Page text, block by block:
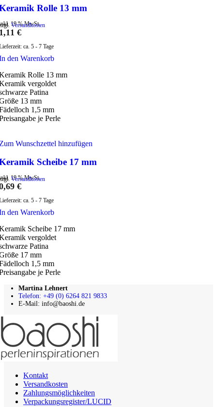
Rolle 13 mm
19 % MwSt.
Versandkosten
€
ca. 5 - 7 Tage
den Warenkorb
Rolle 13 mm
vergoldet
Patina
13 mm
1,5 mm
je Perle
Wunschzettel hinzufügen
Scheibe 17 mm
19 % MwSt.
Versandkosten
€
ca. 5 - 7 Tage
den Warenkorb
Scheibe 17 mm
vergoldet
Patina
17 mm
1,5 mm
je Perle
Martina Lehnert
Telefon: +49 (0) 6264 821 9833
E-Mail: info@baoshi.de
Kontakt
Versandkosten
Zahlungsmöglichkeiten
Verpackungsregister/LUCID